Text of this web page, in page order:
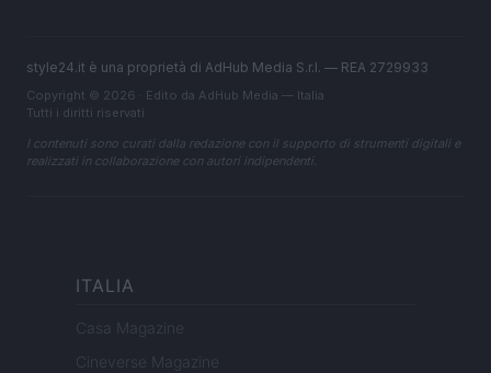
style24.it è una proprietà di AdHub Media S.r.l. — REA 2729933
Copyright © 2026 · Edito da AdHub Media — Italia
Tutti i diritti riservati
I contenuti sono curati dalla redazione con il supporto di strumenti digitali e
realizzati in collaborazione con autori indipendenti.
ITALIA
Casa Magazine
Cineverse Magazine